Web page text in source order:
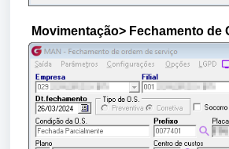
Movimentação> Fechamento de